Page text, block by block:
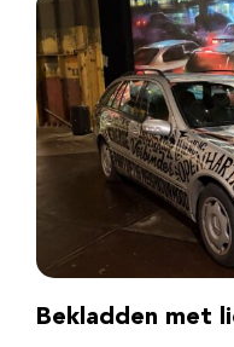
Bekladden met